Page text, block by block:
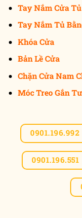
Tay Nắm Cửa
Tay Nắm Tủ
Khóa Cửa
Bản Lề Cửa
Chặn Cửa Nam
Móc Treo Gắn
0901.196.992
0901.196.551